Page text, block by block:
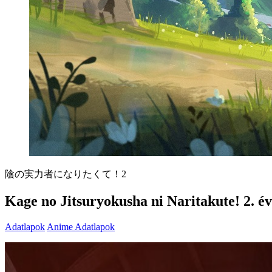
陰の実力者になりたくて！2
Kage no Jitsuryokusha ni Naritakute! 2.
Adatlapok Anime Adatlapok